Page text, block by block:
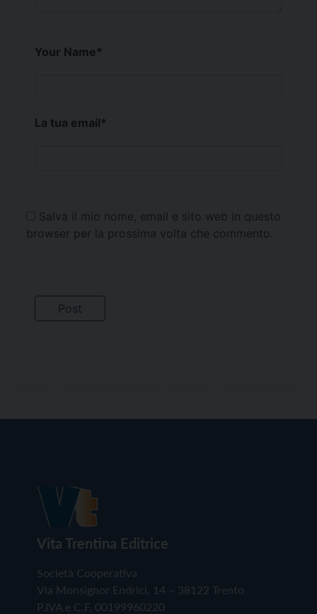
Your Name*
La tua email*
Salva il mio nome, email e sito web in questo
browser per la prossima volta che commento.
Vita Trentina Editrice
Società Cooperativa
Via Monsignor Endrici, 14 – 38122 Trento
P.IVA e C.F. 00199960220